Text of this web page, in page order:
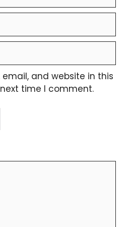
and website in this
time I comment.